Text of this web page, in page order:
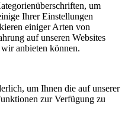
um
Ihrer Einstellungen
einiger Arten von
auf unseren Websites
anbieten können.
um Ihnen die auf unserer
zur Verfügung zu